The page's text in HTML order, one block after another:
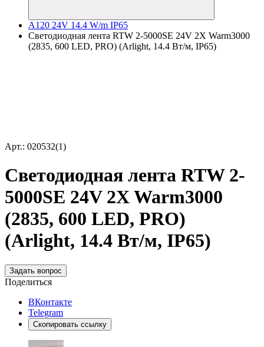
A120 24V 14.4 W/m IP65
Светодиодная лента RTW 2-5000SE 24V 2X Warm3000
(2835, 600 LED, PRO) (Arlight, 14.4 Вт/м, IP65)
Арт.: 020532(1)
Светодиодная лента RTW 2-
5000SE 24V 2X Warm3000
(2835, 600 LED, PRO)
(Arlight, 14.4 Вт/м, IP65)
Задать вопрос
Поделиться
ВКонтакте
Telegram
Скопировать ссылку